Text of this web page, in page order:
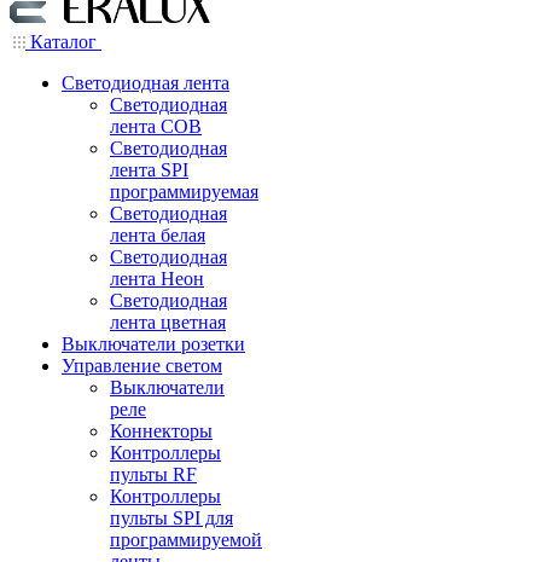
Каталог
Светодиодная лента
Светодиодная
лента COB
Светодиодная
лента SPI
программируемая
Светодиодная
лента белая
Светодиодная
лента Неон
Светодиодная
лента цветная
Выключатели розетки
Управление светом
Выключатели
реле
Коннекторы
Контроллеры
пульты RF
Контроллеры
пульты SPI для
программируемой